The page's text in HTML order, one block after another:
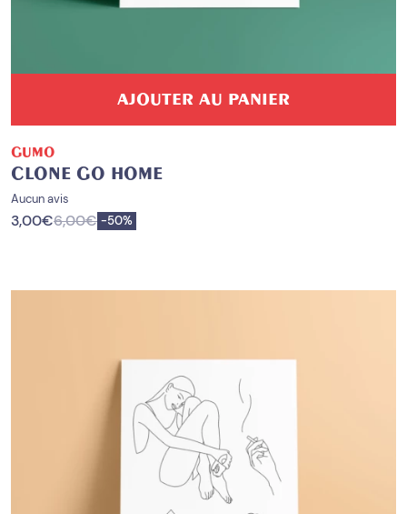
AJOUTER AU PANIER
GUMO
CLONE GO HOME
Aucun avis
3,00€6,00€ Enregistrer
-50%